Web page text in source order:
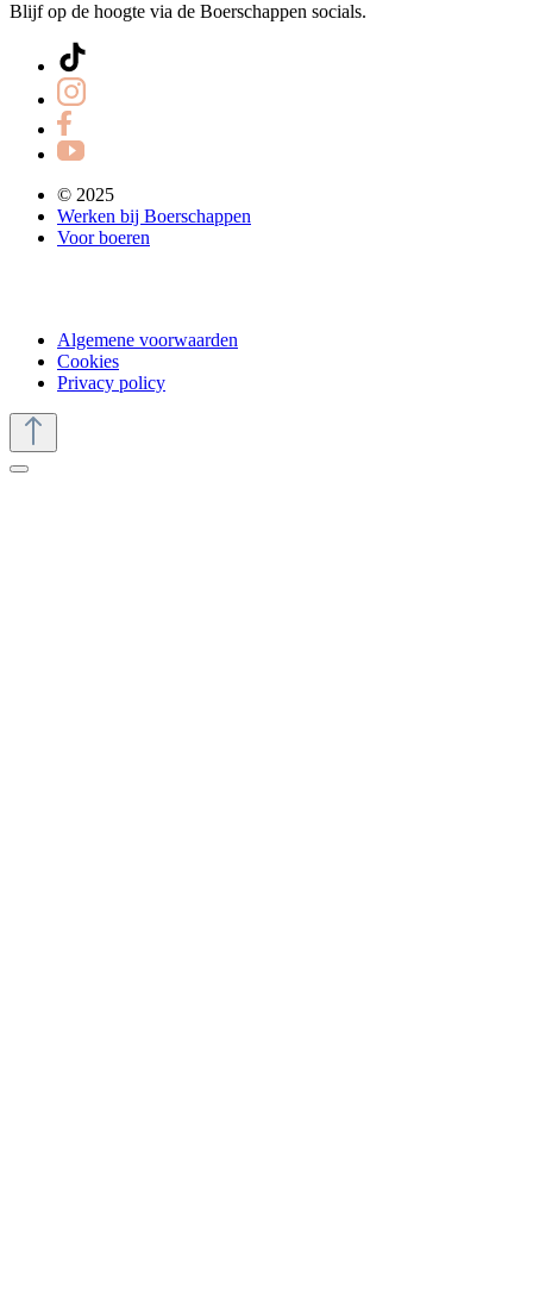
Blijf op de hoogte via de Boerschappen socials.
© 2025
Werken bij Boerschappen
Voor boeren
Algemene voorwaarden
Cookies
Privacy policy